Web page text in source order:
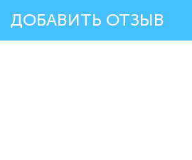
ДОБАВИТЬ ОТЗЫВ